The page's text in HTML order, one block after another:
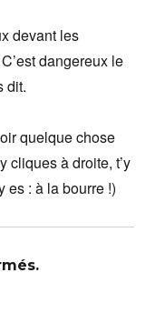
devant les
dangereux le
dit.
quelque chose
cliques à droite, t’y
es : à la bourre !)